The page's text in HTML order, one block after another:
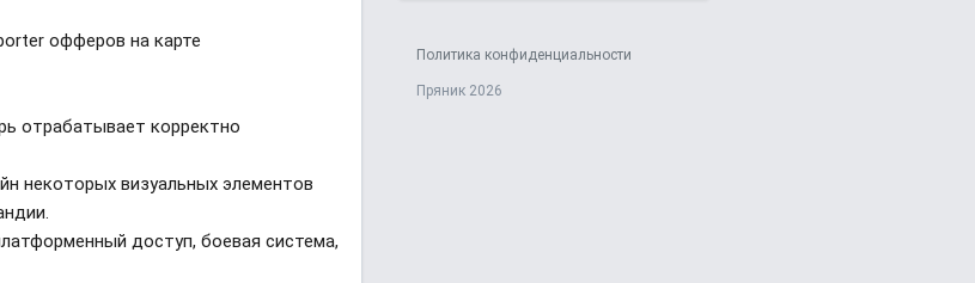
офферов на карте
отрабатывает корректно
некоторых визуальных элементов
доступ, боевая система,
Политика конфиденциальности
Пряник 2026